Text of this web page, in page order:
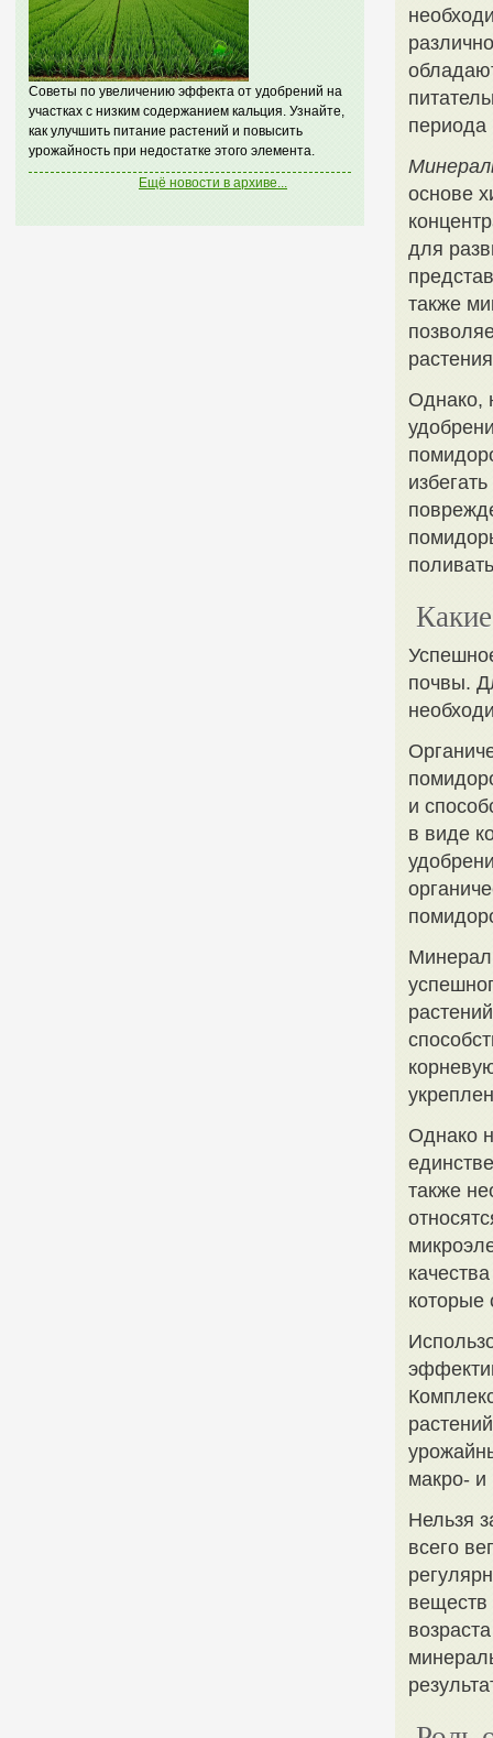
Советы по увеличению эффекта от удобрений на
участках с низким содержанием кальция. Узнайте,
как улучшить питание растений и повысить
урожайность при недостатке этого элемента.
Ещё новости в архиве...
периода
основе
для
также
Однако,
почвы.
и
в виде
Однако
также
которые
макро- и
Нельзя
всего
веществ